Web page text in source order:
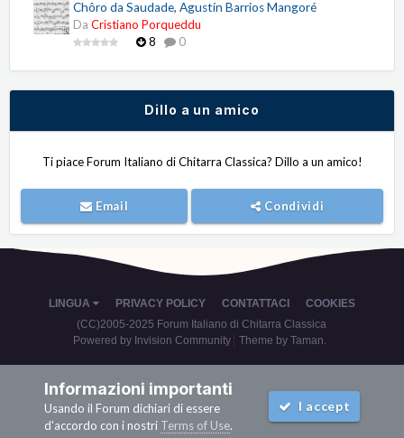
Chôro da Saudade, Agustín Barrios Mangoré
Da Cristiano Porqueddu
8
0
Dillo a un amico
Ti piace Forum Italiano di Chitarra Classica? Dillo a un amico!
Email Condividi
LINGUA PRIVACY POLICY CONTATTACI
COOKIES
(CC)2005-2025 Forum Italiano di Chitarra Classica
Powered by Invision Community
Theme by Taman.
Informazioni importanti
Usando il Forum dichiari di essere
d'accordo con i nostri Terms of Use.
I accept